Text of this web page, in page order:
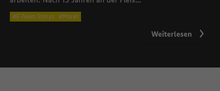
E-Team Storys Markt
Weiterlesen